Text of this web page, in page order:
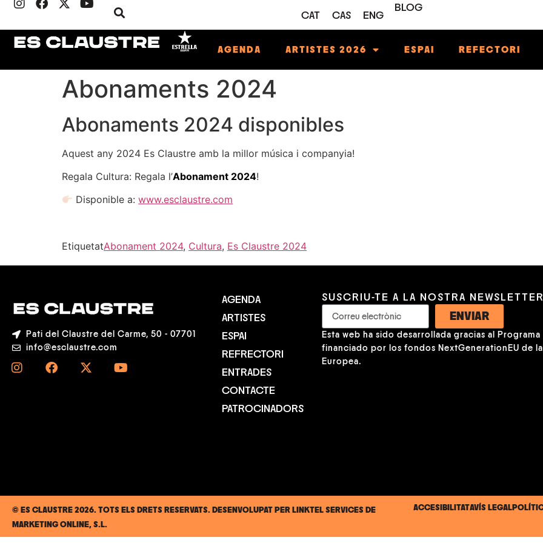
CAT CAS ENG
BLOG
AGENDA ARTISTES 2026 ESPAI REFECTORI
Abonaments 2024
Abonaments 2024 disponibles
Aquest any 2024 Es Claustre amb la millor música i companyia!
Regala Cultura: Regala l’Abonament 2024!
Disponible a:www.esclaustre.com
EtiquetatAbonament 2024, Cultura, Es Claustre 2024
Pati del Claustre del Carme, 50 - 07701
info@esclaustre.com
AGENDA
ARTISTES
ESPAI
REFRECTORI
ENTRADES
CONTACTE
PATROCINADORS
SUSCRIU-TE A LA NOSTRA NEWSLETTER
ENVIAR
Esta web ha sido desarrollada gracias al Programa
financiado por los fondos NextGenerationEU de
Europea.
© ES CLAUSTRE 2026. TOTS ELS DRETS RESERVATS. DESENVOLUPAT PER LINKTEL SERVICES DE
MARKETING ONLINE, S.L.
ACCESIBILITATAVÍS LEGAL